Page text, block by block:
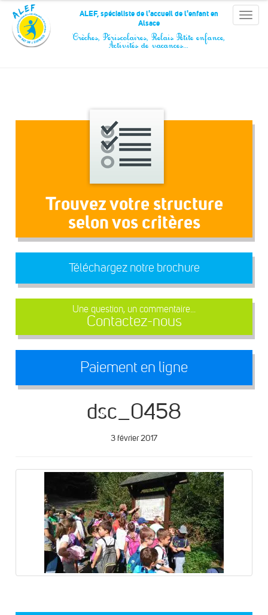
Panneau de gestion des cookies
Toggle
ALEF, spécialiste de l'accueil de l'enfant en
Alsace
Crèches, Périscolaires, Relais Petite enfance,
Activités de vacances…
Trouvez votre structure
selon vos critères
Téléchargez notre brochure
Une question, un commentaire...
Contactez-nous
Paiement en ligne
dsc_0458
3 février 2017